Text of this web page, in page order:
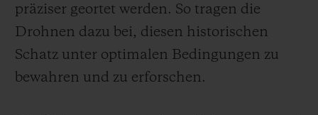
präziser geortet werden. So tragen die
Drohnen dazu bei, diesen historischen
Schatz unter optimalen Bedingungen zu
bewahren und zu erforschen.